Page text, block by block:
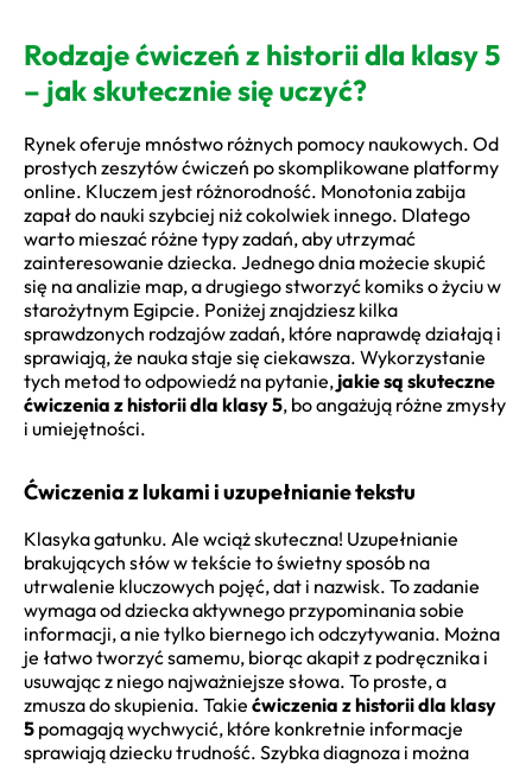
Rodzaje ćwiczeń z historii dla klasy 5
– jak skutecznie się uczyć?
Rynek oferuje mnóstwo różnych pomocy naukowych. Od
prostych zeszytów ćwiczeń po skomplikowane platformy
online. Kluczem jest różnorodność. Monotonia zabija
zapał do nauki szybciej niż cokolwiek innego. Dlatego
warto mieszać różne typy zadań, aby utrzymać
zainteresowanie dziecka. Jednego dnia możecie skupić
się na analizie map, a drugiego stworzyć komiks o życiu w
starożytnym Egipcie. Poniżej znajdziesz kilka
sprawdzonych rodzajów zadań, które naprawdę działają i
sprawiają, że nauka staje się ciekawsza. Wykorzystanie
tych metod to odpowiedź na pytanie, jakie są skuteczne
ćwiczenia z historii dla klasy 5, bo angażują różne zmysły
i umiejętności.
Ćwiczenia z lukami i uzupełnianie tekstu
Klasyka gatunku. Ale wciąż skuteczna! Uzupełnianie
brakujących słów w tekście to świetny sposób na
utrwalenie kluczowych pojęć, dat i nazwisk. To zadanie
wymaga od dziecka aktywnego przypominania sobie
informacji, a nie tylko biernego ich odczytywania. Można
je łatwo tworzyć samemu, biorąc akapit z podręcznika i
usuwając z niego najważniejsze słowa. To proste, a
zmusza do skupienia. Takie ćwiczenia z historii dla klasy
5 pomagają wychwycić, które konkretnie informacje
sprawiają dziecku trudność. Szybka diagnoza i można